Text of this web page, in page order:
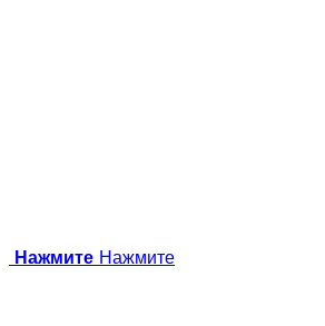
Нажмите Нажмите